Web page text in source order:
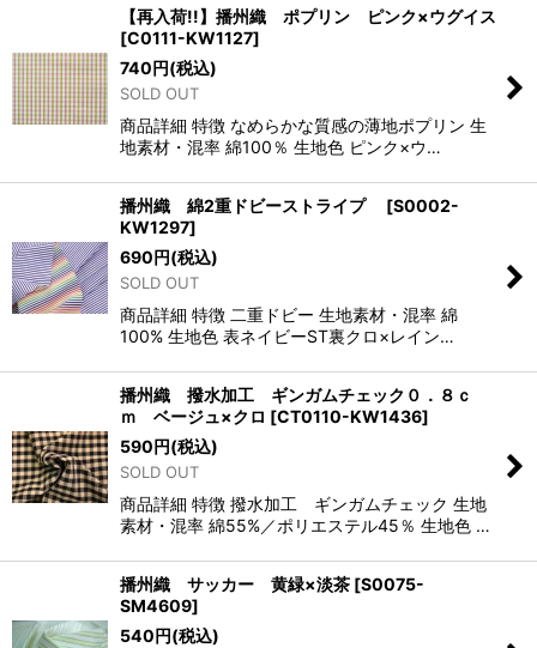
【再入荷!!】播州織 ポプリン ピンク×ウグイス
[C0111-KW1127]
740円(税込)
SOLD OUT
商品詳細 特徴 なめらかな質感の薄地ポプリン 生
地素材・混率 綿100％ 生地色 ピンク×ウ…
播州織 綿2重ドビーストライプ [S0002-
KW1297]
690円(税込)
SOLD OUT
商品詳細 特徴 二重ドビー 生地素材・混率 綿
100% 生地色 表ネイビーST裏クロ×レイン…
播州織 撥水加工 ギンガムチェック０．８ｃ
ｍ ベージュ×クロ [CT0110-KW1436]
590円(税込)
SOLD OUT
商品詳細 特徴 撥水加工 ギンガムチェック 生地
素材・混率 綿55%／ポリエステル45％ 生地色 …
播州織 サッカー 黄緑×淡茶 [S0075-
SM4609]
540円(税込)